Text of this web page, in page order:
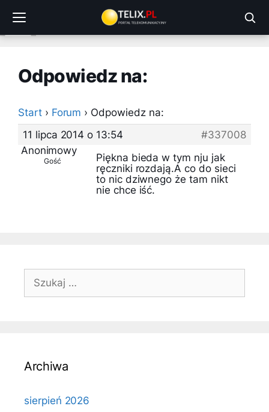
treści
Odpowiedz na:
Start › Forum › Odpowiedz na:
11 lipca 2014 o 13:54
#337008
Anonimowy
Gość
Piękna bieda w tym nju jak
ręczniki rozdają.A co do sieci
to nic dziwnego że tam nikt
nie chce iść.
Szukaj:
Archiwa
sierpień 2026